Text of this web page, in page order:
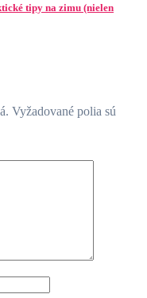
tipy na zimu (nielen
Vyžadované polia sú